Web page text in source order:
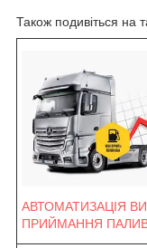
Також подивіться на
АВТОМАТИЗАЦІЯ
ПРИЙМАННЯ